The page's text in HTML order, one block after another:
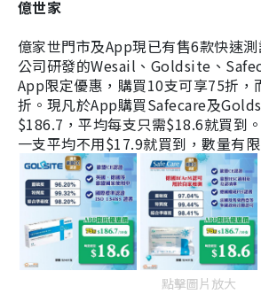
億世家
億家世門市及App現已有售6款快速
公司研發的Wesail、Goldsite、
App限定優惠，購買10支可享75折，
折。現凡於App購買Safecare及
$186.7，平均每支只需$18.6就買到
一支平均不用$17.9就買到，數量有
點擊圖片放大